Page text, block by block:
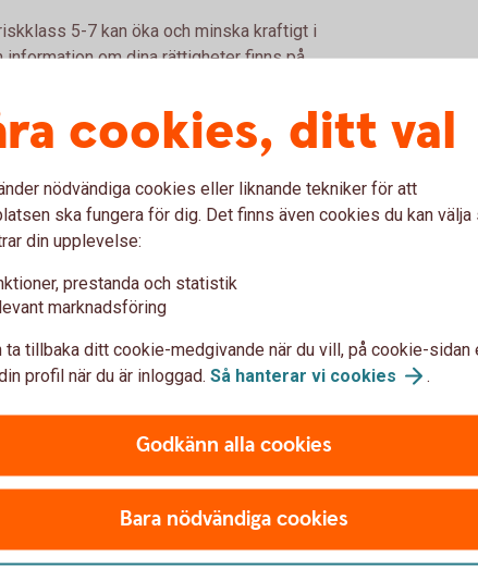
5-7 kan öka och minska kraftigt i
om dina rättigheter finns på
Byt fonder
kostnadsfritt
fonder?
av fonder. Detta gör att du hitta
kan du när som helst – kostnadsfritt -
din arbetsgivare har betalat in,
för framtida insättningar.
cookies, ditt val
nödvändiga cookies eller liknande tekniker för att
ska fungera för dig. Det finns även cookies du kan välja
din upplevelse:
prestanda och statistik
marknadsföring
ta tillbaka ditt cookie-medgivande när du vill, på cookie-sidan
profil när du är inloggad. Så hanterar vi cookies .
Godkänn alla cookies
Bara nödvändiga cookies